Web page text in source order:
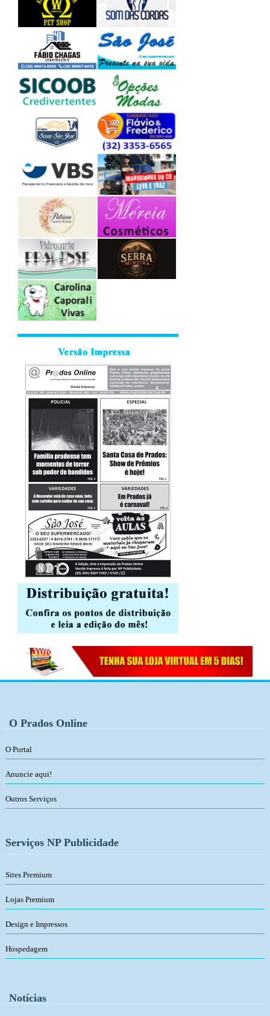
O Prados Online
O Portal
Anuncie aqui!
Outros Serviços
Serviços NP Publicidade
Sites Premium
Lojas Premium
Design e Impressos
Hospedagem
Notícias